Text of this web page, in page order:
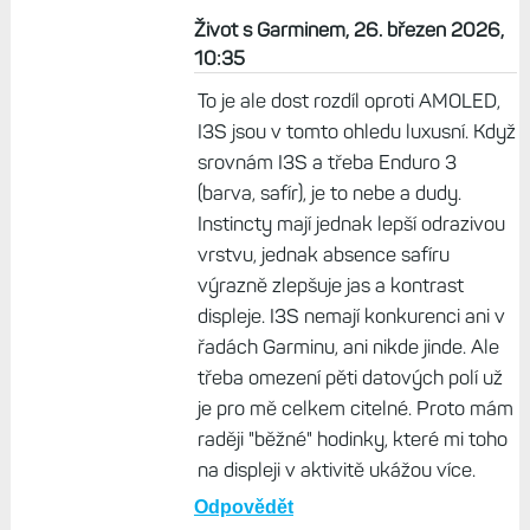
Život s Garminem, 26. březen 2026,
10:35
To je ale dost rozdíl oproti AMOLED,
I3S jsou v tomto ohledu luxusní. Když
srovnám I3S a třeba Enduro 3
(barva, safír), je to nebe a dudy.
Instincty mají jednak lepší odrazivou
vrstvu, jednak absence safíru
výrazně zlepšuje jas a kontrast
displeje. I3S nemají konkurenci ani v
řadách Garminu, ani nikde jinde. Ale
třeba omezení pěti datových polí už
je pro mě celkem citelné. Proto mám
raději "běžné" hodinky, které mi toho
na displeji v aktivitě ukážou více.
Odpovědět